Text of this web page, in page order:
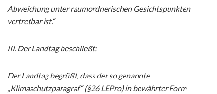
Abweichung unter raumordnerischen Gesichtspunkten
vertretbar ist.“
III. Der Landtag beschließt:
Der Landtag begrüßt, dass der so genannte
„Klimaschutzparagraf“ (§26 LEPro) in bewährter Form